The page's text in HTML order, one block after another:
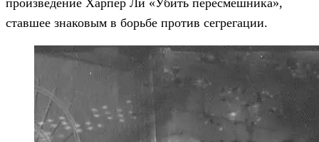
ставшее знаковым в борьбе против сегрегации.